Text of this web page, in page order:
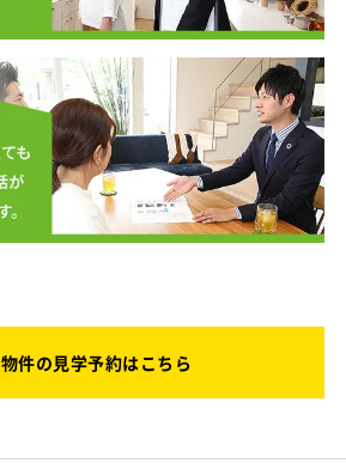
物件の見学予約はこちら